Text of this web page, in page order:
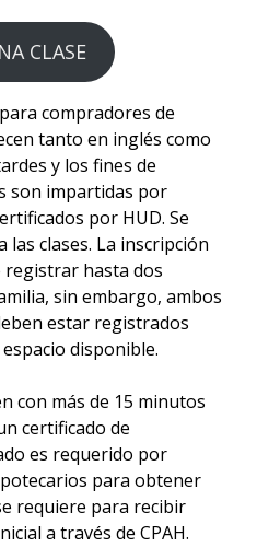
CLASE
compradores de
tanto en inglés como
y los fines de
son impartidas por
por HUD. Se
clases. La inscripción
registrar hasta dos
sin embargo, ambos
estar registrados
disponible.
con más de 15 minutos
certificado de
es requerido por
para obtener
requiere para recibir
a través de CPAH.